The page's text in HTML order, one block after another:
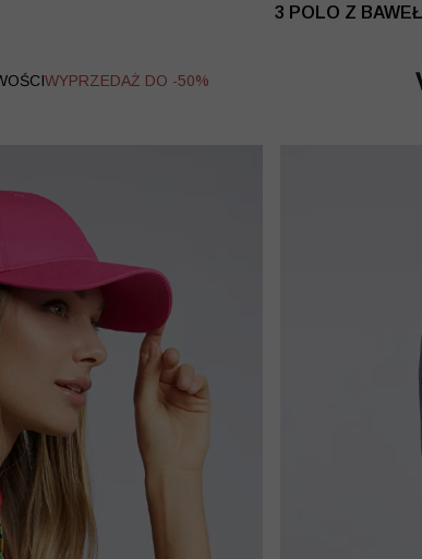
3 POLO Z
WYPRZEDAŻ DO -50% |
WYPRZEDAŻ DO -50%